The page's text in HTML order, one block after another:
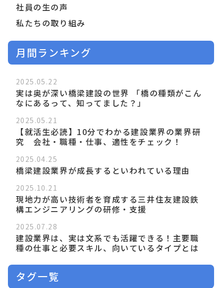
社員の生の声
私たちの取り組み
月間ランキング
2025.05.22
実は奥が深い橋梁建設の世界 「橋の種類がこん
なにあるって、知ってました？」
2025.05.21
【就活生必読】10分でわかる建設業界の業界研
究 会社・職種・仕事、適性をチェック！
2025.04.25
橋梁建設業界が成長するといわれている理由
2025.10.21
現地力が高い技術者を育成する三井住友建設鉄
構エンジニアリングの研修・支援
2025.07.28
建設業界は、実は文系でも活躍できる！主要職
種の仕事と必要スキル、向いているタイプとは
タグ一覧